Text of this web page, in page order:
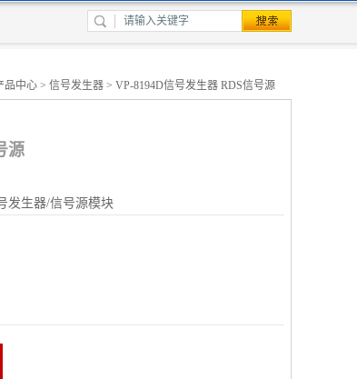
品中心 > 信号发生器 > VP-8194D信号发生器 RDS信号源
源
发生器/信号源模块